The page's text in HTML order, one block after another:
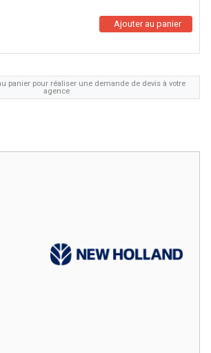
panier pour réaliser une demande de devis à votre
agence
Ajouter au panier